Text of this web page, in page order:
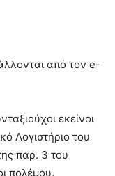
από τον e-
εκείνοι
Λογιστήριο του
παρ. 3 του
πολέμου,